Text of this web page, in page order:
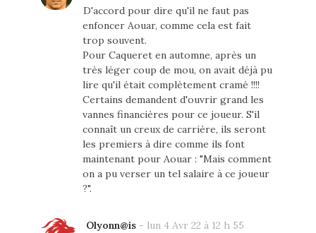
D'accord pour dire qu'il ne faut pas
enfoncer Aouar, comme cela est fait
trop souvent.
Pour Caqueret en automne, après un
très léger coup de mou, on avait déjà pu
lire qu'il était complètement cramé !!!!
Certains demandent d'ouvrir grand les
vannes financières pour ce joueur. S'il
connaît un creux de carrière, ils seront
les premiers à dire comme ils font
maintenant pour Aouar : "Mais comment
on a pu verser un tel salaire à ce joueur
?".
Olyonn@is- lun 4 Avr 22 à 12 h 55